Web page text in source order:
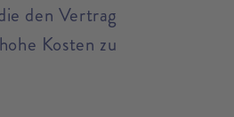
den Vertrag
Kosten zu